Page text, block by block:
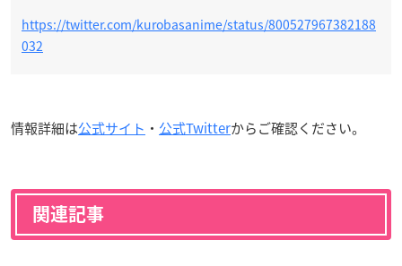
https://twitter.com/kurobasanime/status/800527967382188
032
情報詳細は公式サイト ・ 公式Twitterからご確認ください。
関連記事